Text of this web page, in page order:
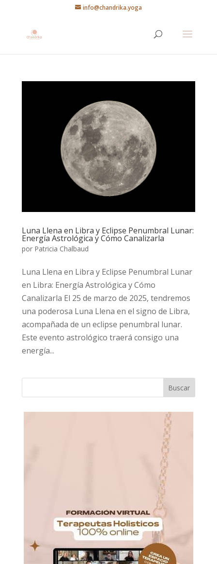
info@chandrika.yoga
Luna Llena en Libra y Eclipse Penumbral Lunar:
Energía Astrológica y Cómo Canalizarla
por Patricia Chalbaud
Luna Llena en Libra y Eclipse Penumbral Lunar
en Libra: Energía Astrológica y Cómo
Canalizarla El 25 de marzo de 2025, tendremos
una poderosa Luna Llena en el signo de Libra,
acompañada de un eclipse penumbral lunar.
Este evento astrológico traerá consigo una
energía...